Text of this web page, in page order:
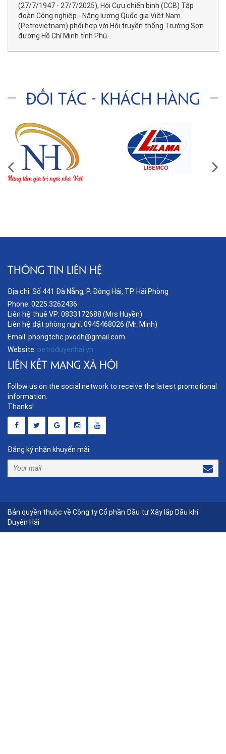
(27/7/1947 - 27/7/2025), Hội Cựu chiến binh (CCB) Tập
đoàn Công nghiệp - Năng lượng Quốc gia Việt Nam
(Petrovietnam) phối hợp với Hội truyền thống Trường Sơn
đường Hồ Chí Minh tỉnh Phú...
Đối tác - Khách hàng
THÔNG TIN LIÊN HỆ
Địa chỉ: Số 441 Đà Nẵng, P. Đông Hải, TP. Hải Phòng
Phone: 0225.3262436
Liên hệ thuê VP: 0833172688 (Mrs Huyền)
Liên hệ đặt phòng nghỉ: 0945468026 (Mr. Minh)
Email: phongtchc.pvcdh@gmail.com
Website: petroduyenhai.vn
LIÊN KẾT MẠNG XÃ HỘI
Follow us on the social network to receive the latest promotional
information.
Thanks!
Đăng ký nhận khuyến mãi
Bản quyền thuộc về Công ty Cổ phần Đầu tư Xây lắp Dầu khí
Duyên Hải